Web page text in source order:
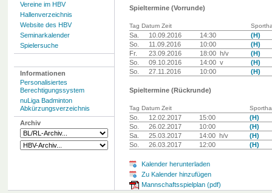
Vereine im HBV
Hallenverzeichnis
Website des HBV
Seminarkalender
Spielersuche
Informationen
Personalisiertes
Berechtigungssystem
nuLiga Badminton
Abkürzungsverzeichnis
Archiv
Spieltermine (Vorrunde)
Tag Datum Zeit
Sa. 10.09.2016 14:30
(H)
So.
11.09.2016 10:00
(H)
Fr.
23.09.2016 18:00 h/v
(H)
So.
09.10.2016 14:00 v
(H)
So.
27.11.2016 10:00 (H)
Spieltermine (Rückrunde)
Tag Datum Zeit
So. 12.02.2017 15:00
(H)
So.
26.02.2017 10:00
(H)
Sa.
25.03.2017 14:00 h/v
(H)
So.
26.03.2017 12:00 (H)
Kalender herunterladen
Zu Kalender hinzufügen
Mannschaftsspielplan (pdf)